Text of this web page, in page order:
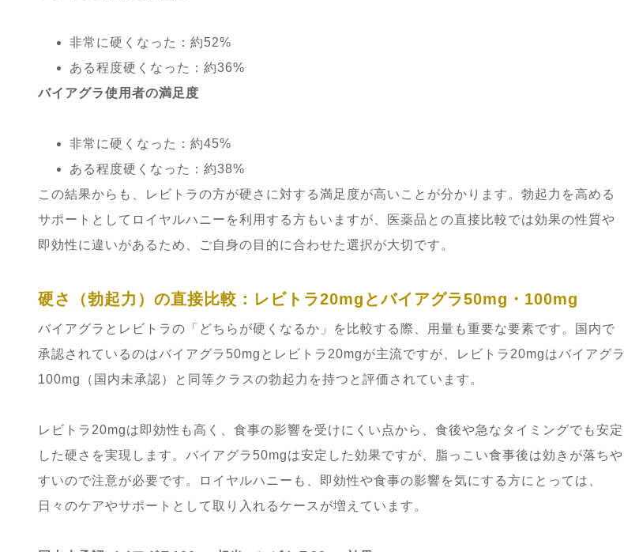
非常に硬くなった：約52%
ある程度硬くなった：約36%
バイアグラ使用者の満足度
非常に硬くなった：約45%
ある程度硬くなった：約38%
この結果からも、レビトラの方が硬さに対する満足度が高いことが分かります。勃起力を高める
サポートとしてロイヤルハニーを利用する方もいますが、医薬品との直接比較では効果の性質や
即効性に違いがあるため、ご自身の目的に合わせた選択が大切です。
硬さ（勃起力）の直接比較：レビトラ20mgとバイアグラ50mg・100mg
バイアグラとレビトラの「どちらが硬くなるか」を比較する際、用量も重要な要素です。国内で
承認されているのはバイアグラ50mgとレビトラ20mgが主流ですが、レビトラ20mgはバイアグラ
100mg（国内未承認）と同等クラスの勃起力を持つと評価されています。
レビトラ20mgは即効性も高く、食事の影響を受けにくい点から、食後や急なタイミングでも安定
した硬さを実現します。バイアグラ50mgは安定した効果ですが、脂っこい食事後は効きが落ちや
すいので注意が必要です。ロイヤルハニーも、即効性や食事の影響を気にする方にとっては、
日々のケアやサポートとして取り入れるケースが増えています。